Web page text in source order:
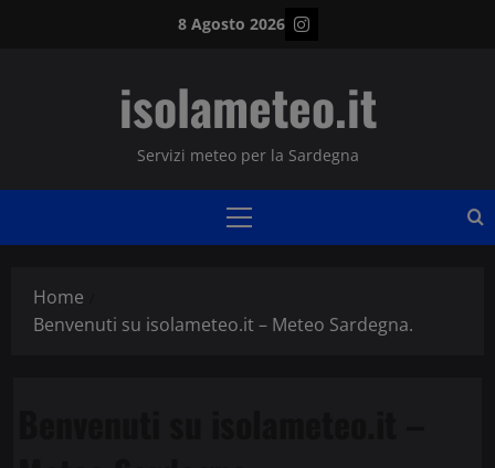
8 Agosto 2026 Instagram
isolameteo.it
Servizi meteo per la Sardegna
Menu
Home
Benvenuti su isolameteo.it – Meteo Sardegna.